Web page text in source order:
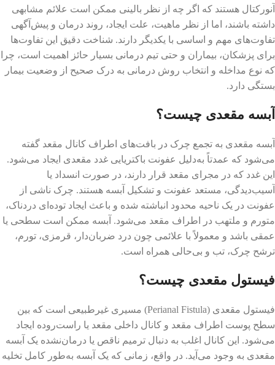
آنورکتال هستند که اگر چه از نظر بالینی ممکن است علائم مشابهی
داشته باشند، اما از نظر ماهیت، علت ایجاد، روند درمان و پیش‌آگهی
تفاوت‌های مهم و اساسی با یکدیگر دارند. شناخت دقیق این تفاوت‌ها
برای پزشکان، بیماران و حتی تیم درمانی بسیار حائز اهمیت است، چرا
که نوع مداخله و انتخاب روش درمانی به درک صحیح از وضعیت بیمار
بستگی دارد.
آبسه مقعدی چیست؟
آبسه مقعدی به تجمع چرک در بافت‌های اطراف کانال مقعد گفته
می‌شود که عمدتاً به‌دلیل عفونت باکتریایی غدد مقعدی ایجاد می‌شود.
این غدد که در مجرای مقعد قرار دارند، در صورت انسداد یا
آسیب‌دیدگی، مستعد عفونت و تشکیل آبسه هستند. چرک ناشی از
عفونت در یک ناحیه محدود انباشته شده و باعث ایجاد توده‌ای دردناک،
متورم و ملتهب در اطراف مقعد می‌شود. آبسه ممکن است سطحی یا
عمقی باشد و معمولاً با علائمی چون درد ضربان‌دار، قرمزی، تورم،
ترشح چرک، تب و بی‌حالی همراه است.
فیستول مقعدی چیست؟
فیستول مقعدی (Perianal Fistula) مسیری غیرطبیعی است که بین
سطح پوست اطراف مقعد و کانال داخلی مقعد یا راست‌روده ایجاد
می‌شود. این کانال اغلب به دنبال ترمیم ناقص یا درمان‌نشده یک آبسه
مقعدی به وجود می‌آید. در واقع، زمانی که یک آبسه به‌طور کامل تخلیه